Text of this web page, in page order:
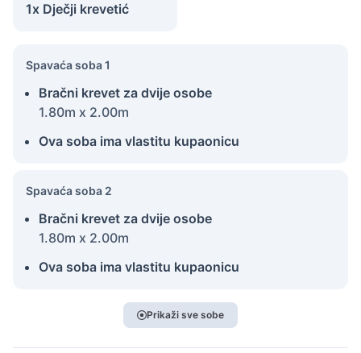
1x Dječji krevetić
Spavaća soba 1
Bračni krevet za dvije osobe
1.80m x 2.00m
Ova soba ima vlastitu kupaonicu
Spavaća soba 2
Bračni krevet za dvije osobe
1.80m x 2.00m
Ova soba ima vlastitu kupaonicu
Prikaži sve sobe